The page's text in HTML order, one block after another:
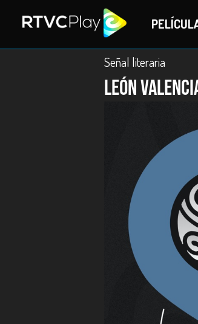
Señal literaria
León